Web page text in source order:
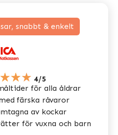
snabbt & enkelt
4/5
för alla åldrar
färska råvaror
av kockar
för vuxna och barn